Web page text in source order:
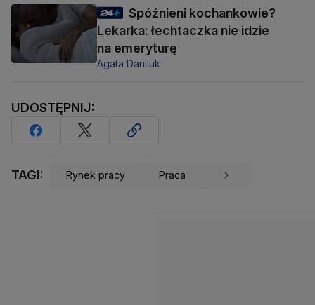
Spóźnieni kochankowie?
Lekarka: łechtaczka nie idzie
na emeryturę
Agata Daniluk
UDOSTĘPNIJ:
TAGI: Rynek pracy Praca